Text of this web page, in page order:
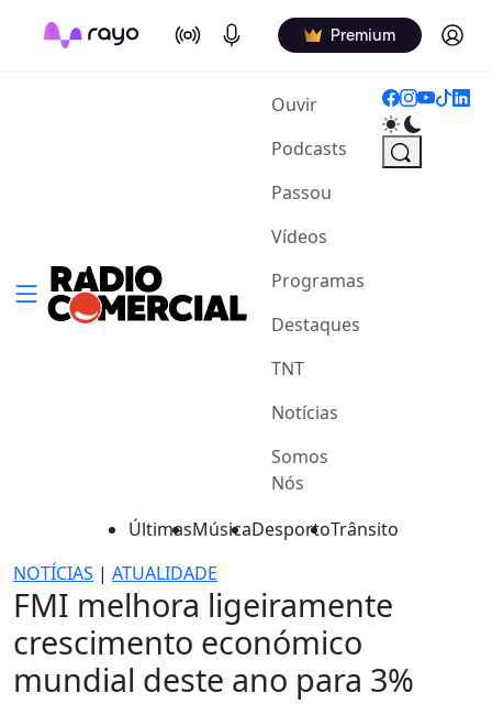
On Air Podcasts Premium Log in
Ouvir(current)
Podcasts
Passou
Vídeos
Programas
Destaques
TNT
Notícias
Somos
Nós
ÚltimasMúsicaDesportoTrânsito
NOTÍCIAS | ATUALIDADE
FMI melhora ligeiramente
crescimento económico
mundial deste ano para 3%